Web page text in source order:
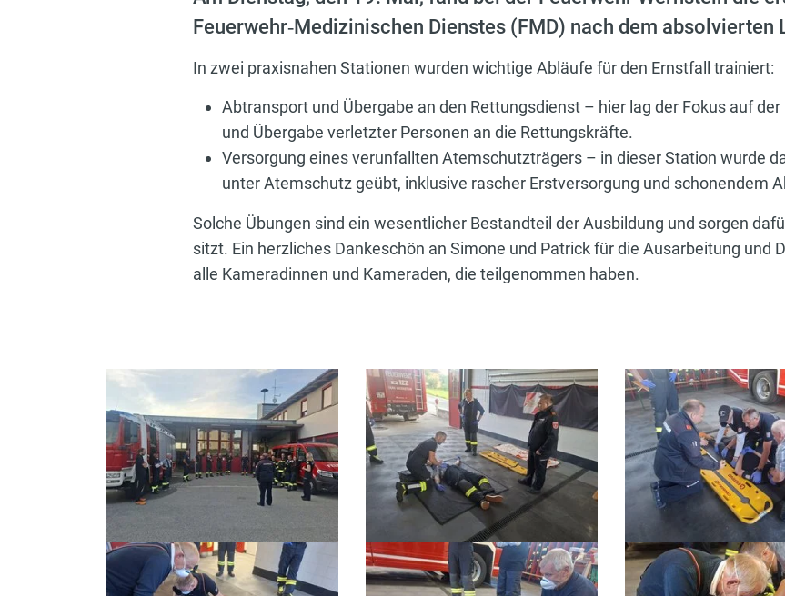
Feuerwehr‑Medizinischen Dienstes (FMD) nach dem absolvierten
In zwei praxisnahen Stationen wurden wichtige Abläufe für den Ernstfall trainiert:
Abtransport und Übergabe an den Rettungsdienst – hier lag der Fokus auf
und Übergabe verletzter Personen an die Rettungskräfte.
Versorgung eines verunfallten Atemschutzträgers – in dieser Station wurde
unter Atemschutz geübt, inklusive rascher Erstversorgung und schonendem
Solche Übungen sind ein wesentlicher Bestandteil der Ausbildung und sorgen
sitzt. Ein herzliches Dankeschön an Simone und Patrick für die Ausarbeitung und
alle Kameradinnen und Kameraden, die teilgenommen haben.